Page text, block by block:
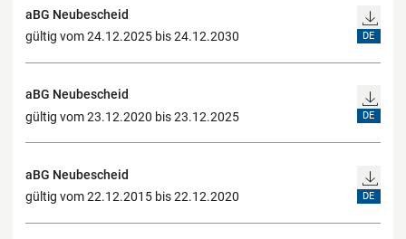
aBG Neubescheid
gültig vom 24.12.2025 bis 24.12.2030
DE
aBG Neubescheid
gültig vom 23.12.2020 bis 23.12.2025
DE
aBG Neubescheid
gültig vom 22.12.2015 bis 22.12.2020
DE